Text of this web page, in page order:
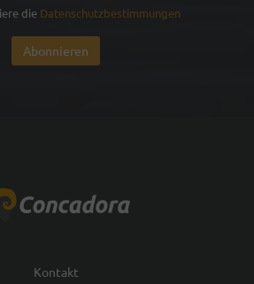
die Datenschutzbestimmungen
Kontakt